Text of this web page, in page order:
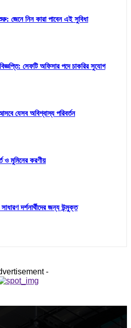
জেনে নিন কারা পাবেন এই সুবিধা
সেফটি অফিসার পদে চাকরির সুযোগ
যেসব অবিশ্বাস্য পরিবর্তন
ও মুমিনের করণীয়
দর্শনার্থীদের জন্য উন্মুক্ত
-